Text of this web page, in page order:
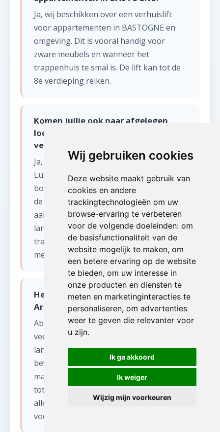
Wij gebruiken cookies
Deze website maakt gebruik van
cookies en andere
trackingtechnologieën om uw
browse-ervaring te verbeteren
voor de volgende doeleinden: om
de basisfunctionaliteit van de
website mogelijk te maken, om
een betere ervaring op de website
te bieden, om uw interesse in
onze producten en diensten te
meten en marketinginteracties te
personaliseren, om advertenties
weer te geven die relevanter voor
u zijn.
Ik ga akkoord
Ik weiger
Wijzig mijn voorkeuren
Ja, wij beschikken over een verhuislift
voor appartementen in BASTOGNE en
omgeving. Dit is vooral handig voor
zware meubels en wanneer het
trappenhuis te smal is. De lift kan tot de
8e verdieping reiken.
Komen jullie ook naar afgelegen
locaties in de Ardennen voor
verhuizen?
Ja, wij bedienen de volledige provincie
Luxemburg, inclusief afgelegen
boerderijen en huizen in de bossen van
de Ardennen. Wij beschikken over
aangepaste voertuigen voor smalle
landwegen en onverharde paden. Extra
transportkosten worden altijd vooraf
meegedeeld.
Hebben jullie ervaring met grote
Ardense boerderijen bij verhuizen?
Absoluut. De provincie Luxemburg heeft
veel ruime boerderijen en
landbouwgebouwen. Deze panden
bevatten vaak decennia aan opgeslagen
materialen, van landbouwgereedschap
tot antieke meubels. Wij inventariseren
alles grondig en bieden eerlijke prijzen
voor waardevolle items.